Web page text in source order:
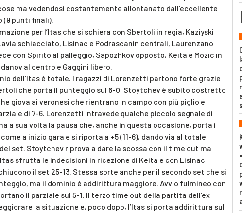
ma vedendosi costantemente allontanato dall’eccellente
punti finali).
per l’Itas che si schiera con Sbertoli in regia, Kaziyski
schiacciato, Lisinac e Podrascanin centrali, Laurenzano
con Spirito al palleggio, Sapozhkov opposto, Keita e Mozic in
al centro e Gaggini libero.
dell’Itas è totale. I ragazzi di Lorenzetti partono forte grazie
che porta il punteggio sul 6-0. Stoytchev è subito costretto
giova ai veronesi che rientrano in campo con più piglio e
di 7-6. Lorenzetti intravede qualche piccolo segnale di
a sua volta la pausa che, anche in questa occasione, porta i
a inizio gara e si riporta a +5 (11-6), dando via al totale
set. Stoytchev riprova a dare la scossa con il time out ma
sfrutta le indecisioni in ricezione di Keita e con Lisinac
il set 25-13. Stessa sorte anche per il secondo set che si
ma il dominio è addirittura maggiore. Avvio fulmineo con
il parziale sul 5-1. Il terzo time out della partita dell’ex
la situazione e, poco dopo, l’Itas si porta addirittura sul